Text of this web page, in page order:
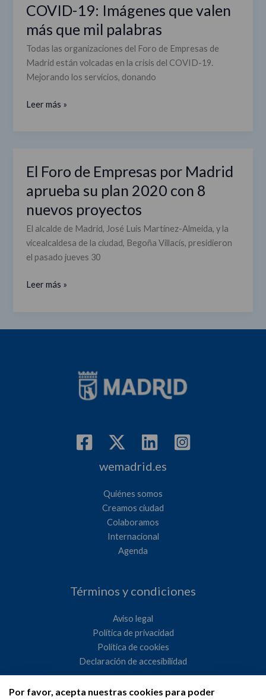
Por favor, acepta nuestras cookies para poder
COVID-19: Imágenes que valen
más que mil palabras
Todas las organizaciones del Foro de Empresas de
Madrid están volcadas en la crisis del COVID-19.
Mejorando los servicios, donando
Leer más »
El Foro de Empresas por Madrid
aprueba su plan 2020 con 8
nuevos proyectos
El alcalde de Madrid, José Luis Martínez-Almeida, y la
vicealcaldesa de la ciudad, Begoña Villacís, presidieron
el pasado jueves 30
El
de
Empresas
por
Madrid
aprueba
plan
Leer más »
wemadrid.es
Quiénes somos
Creamos ciudad
Colaboramos
Internacional
Agenda
Términos y condiciones
Aviso legal
Política de privacidad
Política de cookies
Declaración de accesibilidad